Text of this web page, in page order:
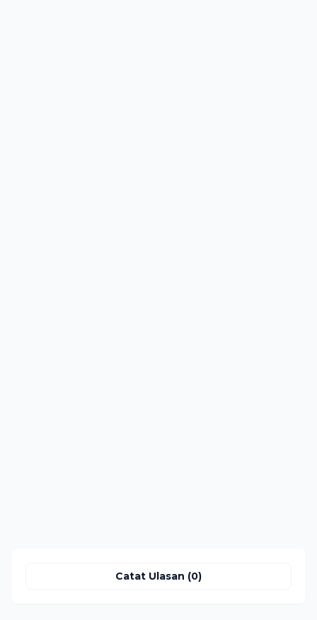
Catat Ulasan (0)